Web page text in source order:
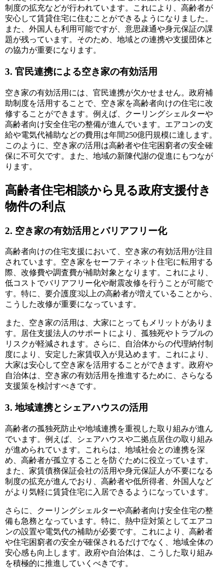
制度の拡充などが行われています。これにより、高齢者が
安心して賃貸住宅に住むことができるようになりました。
また、外国人も利用可能ですが、意思疎通や身元保証の課
題が残っています。そのため、地域との連携や支援団体と
の協力が重要になります。
3. 官民連携による空き家の有効活用
空き家の有効活用には、官民連携が欠かせません。政府補
助制度を活用することで、空き家を高齢者向けの住宅に改
修することができます。例えば、クーリングシェルターや
高齢者向け安全住宅の整備が進んでいます。エアコンの支
給や電気代補助などの費用は年間250億円規模に達します。
このように、空き家の活用は高齢者や住宅困窮者の安全確
保に不可欠です。また、地域の新陳代謝の促進にもつなが
ります。
高齢者住宅相談から見る政府支援付き
物件の利点
2. 空き家の有効活用とバリアフリー化
高齢者向けの住宅支援において、空き家の有効活用が注目
されています。空き家をセーフティネット住宅に転用する
際、改修費や調査費が補助対象となります。これにより、
低コストでバリアフリー化や耐震改修を行うことが可能で
す。特に、要介護度3以上の高齢者が増えていることから、
こうした改修が重要になっています。
また、空き家の活用は、大家にとってもメリットがありま
す。居住支援法人のサポートにより、孤独死やトラブルの
リスクが軽減されます。さらに、自治体からの代理納付制
度により、安定した家賃収入が見込めます。これにより、
大家は安心して空き家を活用することができます。政府や
自治体は、空き家の有効活用を推進するために、さらなる
支援策を検討すべきです。
3. 地域連携とシェアハウスの活用
高齢者の孤独死防止や地域連携を重視した取り組みが進ん
でいます。例えば、シェアハウスや二拠点居住の取り組み
が進められています。これらは、地域社会との連携を深
め、高齢者が孤立することを防ぐために役立っています。
また、家賃債務保証会社の活用や身元保証人が不要になる
制度の拡充が進んでおり、高齢者や低所得者、外国人など
がより気軽に賃貸住宅に入居できるようになっています。
さらに、クーリングシェルターや高齢者向け安全住宅の整
備も急務となっています。特に、熱中症対策としてエアコ
ンの設置や電気代の補助が必要です。これにより、高齢者
や住宅困窮者の安全が確保されるだけでなく、地域全体の
安心感も向上します。政府や自治体は、こうした取り組み
を積極的に推進していくべきです。